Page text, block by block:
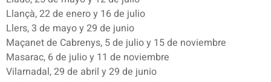
Llançà, 22 de enero y 16 de julio
Llers, 3 de mayo y 29 de junio
Maçanet de Cabrenys, 5 de julio y 15 de noviembre
Masarac, 6 de julio y 11 de noviembre
Vilarnadal, 29 de abril y 29 de junio